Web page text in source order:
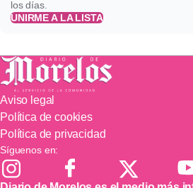
los días.
UNIRME A LA LISTA
Aviso legal
Política de cookies
Política de privacidad
Síguenos en: